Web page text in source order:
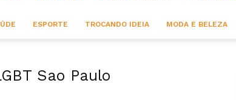
ESPORTE TROCANDO IDEIA MODA E BELEZA
Sao Paulo